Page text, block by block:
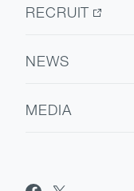
医療人材
RECRUIT
NEWS
MEDIA